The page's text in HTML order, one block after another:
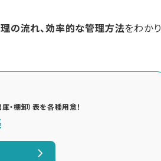
の流れ、効率的な管理方法をわかり
・棚卸）表を各種用意！